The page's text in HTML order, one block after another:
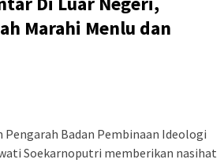
Marahi Menlu dan
Pengarah Badan Pembinaan Ideologi
Soekarnoputri memberikan nasihat